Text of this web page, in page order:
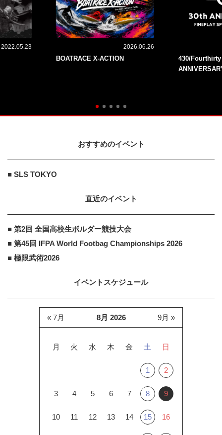
2022.05.23 2026.06.26
BOATRACE X-ACTION
430/
おすすめのイベント
■ SLS TOKYO
直近のイベント
■ 第2回 全国高校生ボルダー競技大会
■ 第45回 IFPA World Footbag Championships 2026
■ 極限武術2026
イベントスケジュール
8月 2026
月 火 水 木 金 土 日
1 2
3 4 5 6 7 8 9
10 11 12 13 14 15 16
« 7月 9月 »